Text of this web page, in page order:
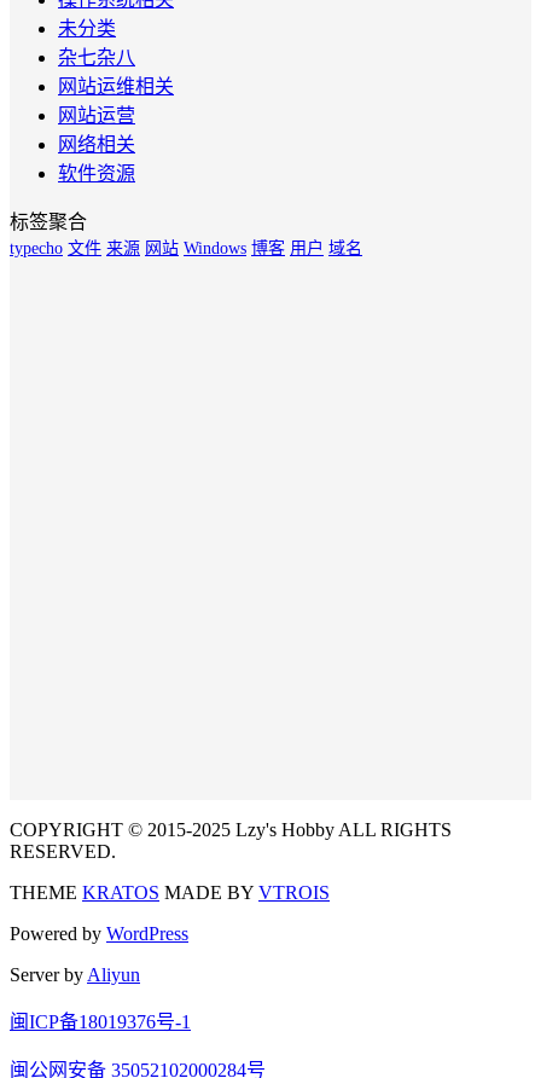
未分类
杂七杂八
网站运维相关
网站运营
网络相关
软件资源
标签聚合
typecho 文件 来源 网站 Windows 博客 用户 域名
COPYRIGHT © 2015-2025 Lzy's Hobby ALL RIGHTS
RESERVED.
THEME KRATOS MADE BY VTROIS
Powered by WordPress
Server by Aliyun
闽ICP备18019376号-1
闽公网安备 35052102000284号